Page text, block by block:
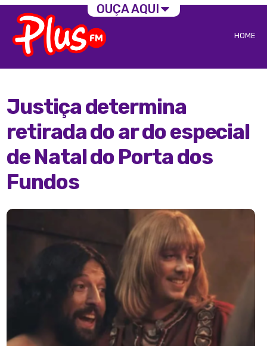
HOME
Justiça determina
retirada do ar do especial
de Natal do Porta dos
Fundos
OUÇA AQUI